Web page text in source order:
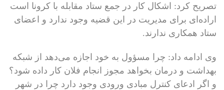
تصریح کرد: اشکال کار در جمع ستاد مقابله با کرونا است
اراده‌ای برای مدیریت در این قضیه وجود ندارد و اعضای
ستاد همکاری ندارند.
وی ادامه داد: چرا مسؤول به خود اجازه می‌دهد از شبکه
بهداشت و درمان بخواهد مجوز انجام فلان کار داده شود؟
و اگر ادعای کنترل مبادی ورودی وجود دارد چرا در شهر